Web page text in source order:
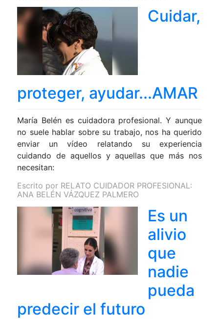
Cuidar,
proteger, ayudar...AMAR
María Belén es cuidadora profesional. Y aunque
no suele hablar sobre su trabajo, nos ha querido
enviar un vídeo relatando su experiencia
cuidando de aquellos y aquellas que más nos
necesitan:
Escrito por RELATO CUIDADOR PROFESIONAL:
ANA BELÉN VÁZQUEZ PALMERO
Es un
alivio
que
nadie
pueda
predecir el futuro